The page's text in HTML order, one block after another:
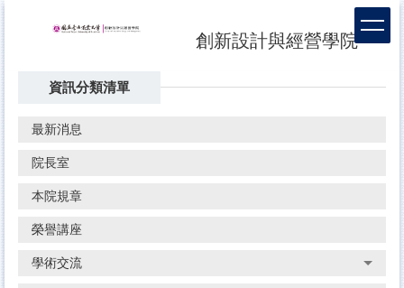
創新設計與經營學院
資訊分類清單
最新消息
院長室
本院規章
榮譽講座
學術交流